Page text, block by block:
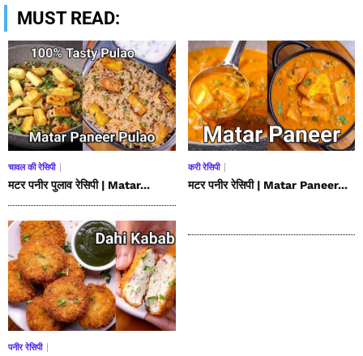
MUST READ:
चावल की रेसिपी
मटर पनीर पुलाव रेसिपी | Matar...
करी रेसिपी
मटर पनीर रेसिपी | Matar Paneer...
पनीर रेसिपी